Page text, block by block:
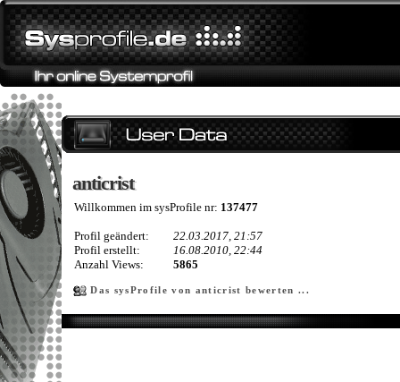
anticrist
anticrist
Willkommen im sysProfile nr: 137477
Profil geändert:
22.03.2017, 21:57
Profil erstellt:
16.08.2010, 22:44
Anzahl Views:
5865
Das sysProfile von anticrist bewerten ...